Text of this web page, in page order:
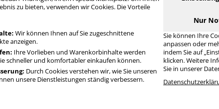
Original 761 in bester Qualität zum günstigen Preis.
Original 761
zu bieten, verwenden wir Cookies. Die Vorteile
Wir können Ihnen auf Sie zugeschnittene
anzeigen.
Ihre Vorlieben und Warenkorbinhalte werden
schneller und komfortabler einkaufen können.
Durch Cookies verstehen wir, wie Sie unseren
unsere Dienstleistungen ständig verbessern.
Nur
Sie können Ihre
anpassen oder
indem Sie auf
klicken. Weitere
Sie in unserer